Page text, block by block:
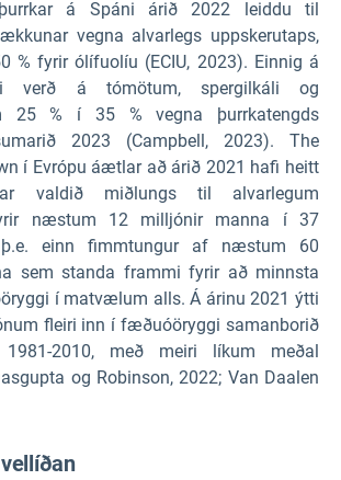
á Spáni árið 2022 leiddu til
vegna alvarlegs uppskerutaps,
% fyrir ólífuolíu (ECIU, 2023). Einnig á
verð á tómötum, spergilkáli og
25 % í 35 % vegna þurrkatengds
2023 (Campbell, 2023). The
í Evrópu áætlar að árið 2021 hafi heitt
valdið miðlungs til alvarlegum
næstum 12 milljónir manna í 37
þ.e. einn fimmtungur af næstum 60
sem standa frammi fyrir að minnsta
í matvælum alls. Á árinu 2021 ýtti
fleiri inn í fæðuóöryggi samanborið
2010, með meiri líkum meðal
og Robinson, 2022; Van Daalen